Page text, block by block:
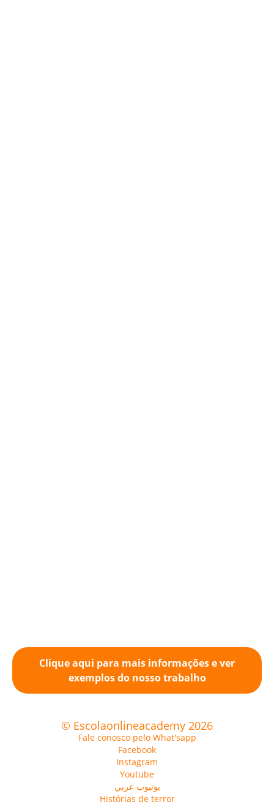
Clique aqui para mais informações e ver
exemplos do nosso trabalho
© Escolaonlineacademy 2026
Fale conosco pelo What'sapp
Facebook
Instagram
Youtube
يوتيوب عربي
Histórias de terror